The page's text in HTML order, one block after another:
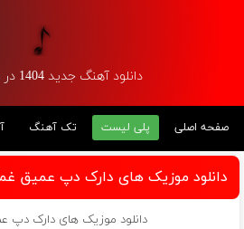
دانلود آهنگ جدید 1404 در ملودی مانیا
صفحه اصلی پلی لیست تک آهنگ
دانلود موزیک های دارک دپ عمیق
دانلود موزیک های دارک دپ